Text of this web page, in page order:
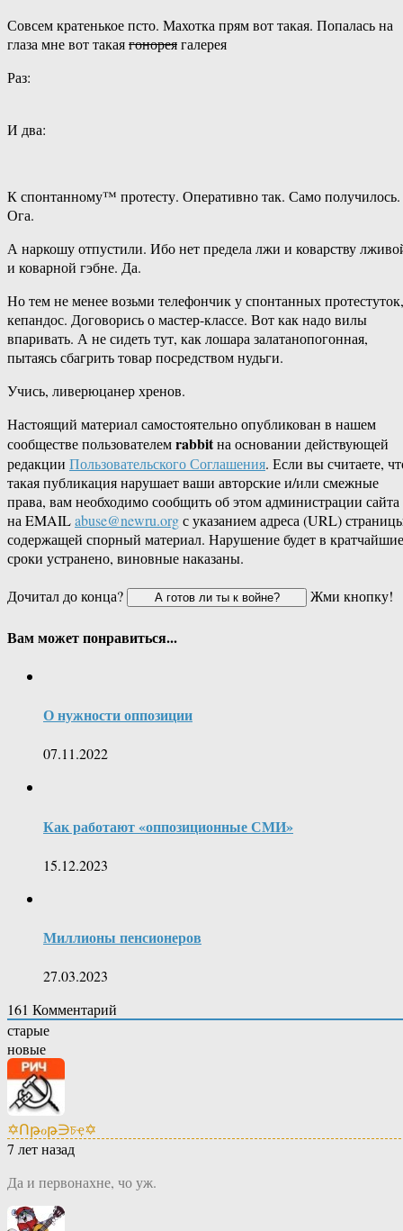
Совсем кратенькое псто. Махотка прям вот такая. Попалась на
глаза мне вот такаягонореягалерея
Раз:
И два:
К спонтанному™ протесту. Оперативно так. Само получилось.
Ога.
А наркошу отпустили. Ибо нет предела лжи и коварству
и коварной гэбне. Да.
Но тем не менее возьми телефончик у спонтанных протестуток,
кепандос. Договорись о мастер-классе. Вот как надо вилы
впаривать. А не сидеть тут, как лошара залатанопогонная,
пытаясь сбагрить товар посредством нудьги.
Учись, ливерюцанер хренов.
Настоящий материал самостоятельно опубликован в нашем
сообществе пользователемrabbitна основании действующей
редакции Пользовательского Соглашения. Если вы считаете,
такая публикация нарушает ваши авторские и/или смежные
права, вам необходимо сообщить об этом администрации сайта
на EMAILabuse@newru.orgс указанием адреса (URL)
содержащей спорный материал. Нарушение будет в кратчайшие
сроки устранено, виновные наказаны.
Дочитал до конца?
Жми кнопку!
Вам может понравиться...
О нужности оппозиции
07.11.2022
Как работают «оппозиционные СМИ»
15.12.2023
Миллионы пенсионеров
27.03.2023
161 Комментарий
старые
новые
✡Ոթℴթ∋চҿ✡
7 лет назад
Да и первонахне, чо уж.